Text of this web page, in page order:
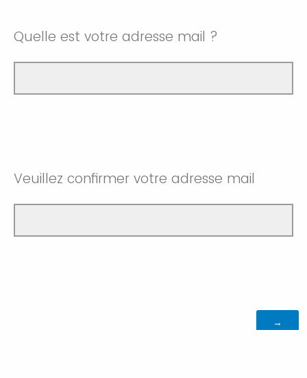
Quelle est votre adresse mail ?
Veuillez confirmer votre adresse mail